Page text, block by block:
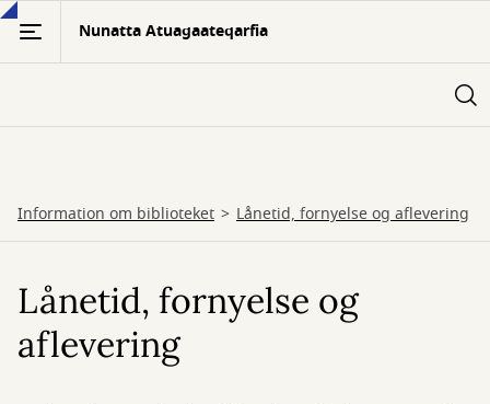
Gå
hovedindhold
Nunatta Atuagaateqarfia
Information om biblioteket Lånetid, fornyelse og aflevering
Lånetid, fornyelse og
aflevering